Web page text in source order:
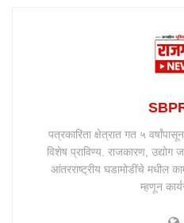
पत्रकारिता क्षेत्रात गत ५
विशेष प्राविण्य. राजकारण, उद्योग
आंतरराष्ट्रीय घडामोडींचे मधील
म्हणून